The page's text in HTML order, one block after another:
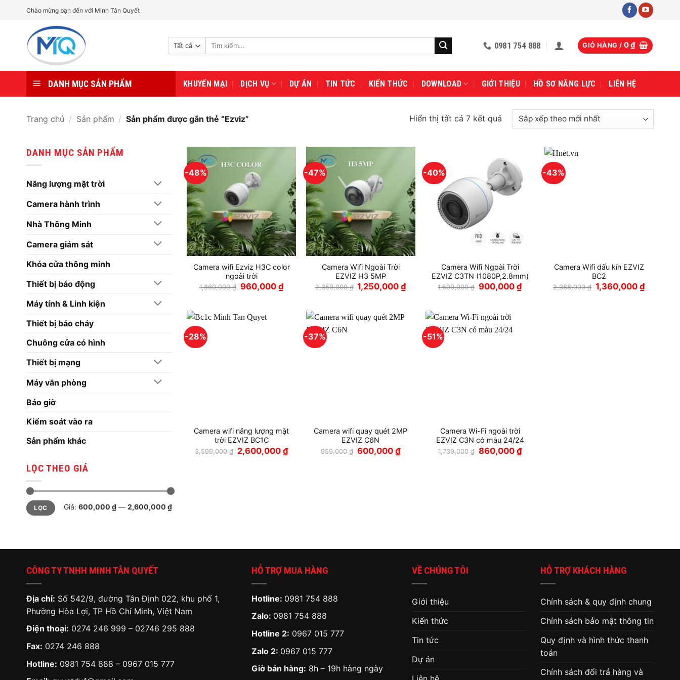
Chào mừng bạn đến với Minh Tân Quyết
Tìm
0981 754 888 GIỎ HÀNG / 0₫
DANH MỤC SẢN PHẨM KHUYẾN MẠI DỊCH VỤ DỰ ÁN TIN TỨC KIẾN THỨC DOWNLOAD GIỚI THIỆU HỒ SƠ NĂNG LỰC LIÊN HỆ
Trang chủ / Sản phẩm / Sản phẩm được gắn thẻ “Ezviz” Hiển thị tất cả 7 kết quảĐã
sắp
theo
mới
nhất
DANH MỤC SẢN PHẨM
Năng lượng mặt trời
Camera hành trình
Nhà Thông Minh
Camera giám sát
Khóa cửa thông minh
Thiết bị báo động
Máy tính & Linh kiện
Thiết bị báo cháy
Chuông cửa có hình
Thiết bị mạng
Máy văn phòng
Báo giờ
Kiểm soát vào ra
Sản phẩm khác
LỌC THEO GIÁ
Giá
tối
thiểu
Giá
tối
đa
LỌC Giá: 600,000 ₫— 2,600,000 ₫
-48%
Camera wifi Ezviz H3C color
ngoài trời
1,860,000₫ Giá
gốc
960,000 ₫Giá
hiện
960,000 ₫.
-47%
Camera Wifi Ngoài Trời
EZVIZ H3 5MP
2,350,000₫ Giá
gốc
1,250,000₫Giá
1,250,000 ₫.
-40%
Camera Wifi Ngoài Trời
EZVIZ C3TN (1080P,2.8mm)
1,500,000₫ Giá
gốc
900,000 ₫Giá
-43%
Camera Wifi dấu kín EZVIZ
BC2
2,388,000₫ Giá
gốc
1,360,000₫Giá
-28%
Camera wifi năng lượng mặt
trời EZVIZ BC1C
3,599,000₫ Giá
gốc
2,600,000 ₫Giá
hiện
-37%
Camera wifi quay quét 2MP
EZVIZ C6N
959,000₫ Giá
gốc
600,000 ₫Giá
hiện
-51%
Camera Wi-Fi ngoài trời
EZVIZ C3N có màu 24/24
1,739,000₫ Giá
gốc
860,000 ₫Giá
hiện
CÔNG TY TNHH MINH TÂN QUYẾT
Địa chỉ: Số 542/9, đường Tân Định 022, khu phố 1,
Phường Hòa Lợi, TP Hồ Chí Minh, Việt Nam
Điện thoại: 0274 246 999 – 02746 295 888
Fax: 0274 246 888
Hotline: 0981 754 888 – 0967 015 777
HỖ TRỢ MUA HÀNG
Hotline: 0981 754 888
Zalo: 0981 754 888
Hotline 2: 0967 015 777
Zalo 2: 0967 015 777
Giờ bán hàng: 8h – 19h hàng ngày
VỀ CHÚNG TÔI
Giới thiệu
Kiến thức
Tin tức
Dự án
HỖ TRỢ KHÁCH HÀNG
Chính sách & quy định chung
Chính sách bảo mật thông tin
Quy định và hình thức thanh
toán
Chính sách đổi trả hàng và